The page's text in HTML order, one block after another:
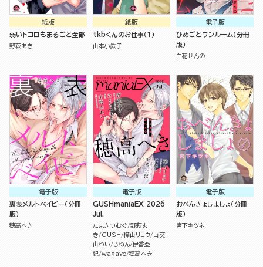
紙版
弱いトコロもまるごと全部
野萩あき
紙版
tkbくんのお仕事（１）
山本小鉄子
電子版
ひめごとワンルーム（分冊
版）
白花せんの
電子版
裏表メルトベイビー（分冊
版）
穂高へき
電子版
GUSHmaniaEX 2026
Jul.
たまきつむぐ 野萩あ
き
GUSH 樺山リョウ 山葵
山わい
じねん 伊香亞
紀 wagayo 穂高へき
電子版
おべんきょしましょ（分冊
版）
宮下キツネ